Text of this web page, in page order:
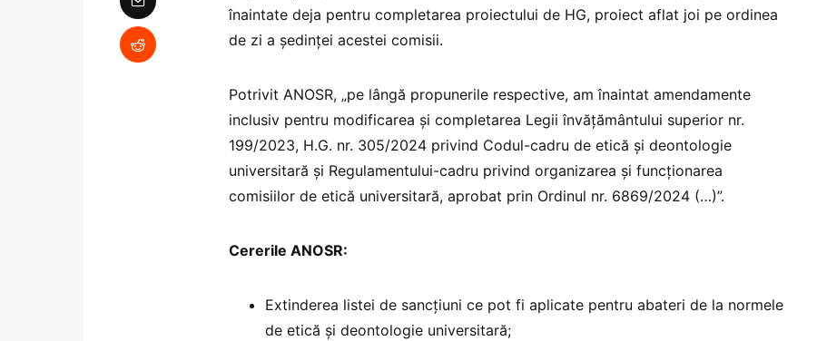
înaintate deja pentru completarea proiectului de HG, proiect aflat joi pe ordinea
de zi a ședinței acestei comisii.
Potrivit ANOSR, „pe lângă propunerile respective, am înaintat amendamente
inclusiv pentru modificarea și completarea Legii învățământului superior nr.
199/2023, H.G. nr. 305/2024 privind Codul-cadru de etică și deontologie
universitară și Regulamentului-cadru privind organizarea și funcționarea
comisiilor de etică universitară, aprobat prin Ordinul nr. 6869/2024 (…)”.
Cererile ANOSR:
Extinderea listei de sancțiuni ce pot fi aplicate pentru abateri de la normele
de etică și deontologie universitară;